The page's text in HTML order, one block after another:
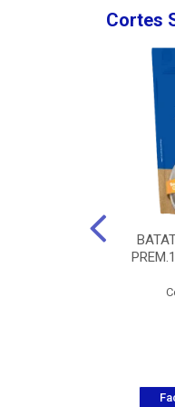
Cortes